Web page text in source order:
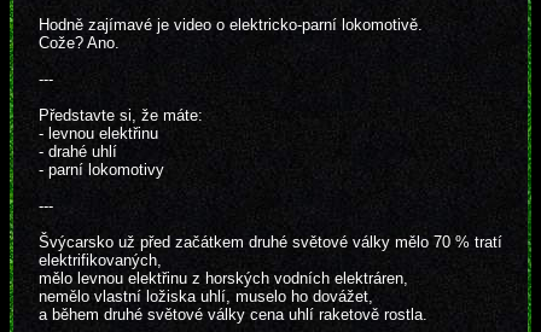
Hodně zajímavé je video o elektricko-parní lokomotivě.
Cože? Ano.
---
Představte si, že máte:
- levnou elektřinu
- drahé uhlí
- parní lokomotivy
---
Švýcarsko už před začátkem druhé světové války mělo 70 % tratí
elektrifikovaných,
mělo levnou elektřinu z horských vodních elektráren,
nemělo vlastní ložiska uhlí, muselo ho dovážet,
a během druhé světové války cena uhlí raketově rostla.